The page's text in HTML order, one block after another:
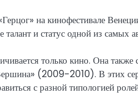
на кинофестивале
талант и статус одной из самых
только кино. Она также
(2009-2010). В этих
с разной типологией